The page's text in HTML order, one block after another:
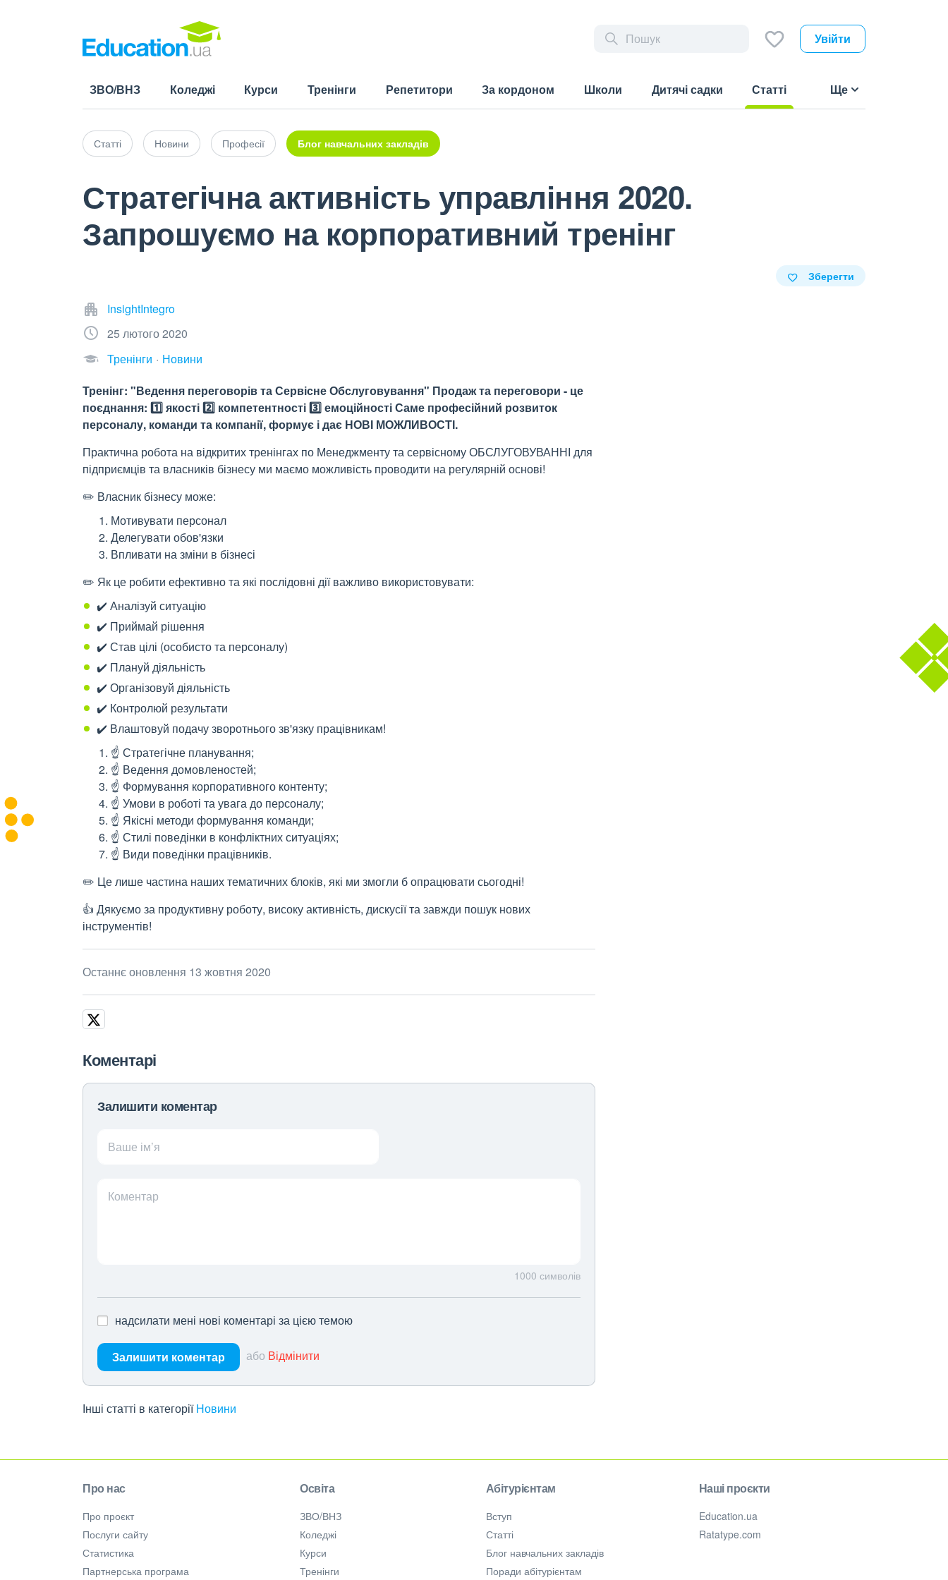
Увійти
ЗВО/ВНЗ Коледжі Курси Тренінги Репетитори За кордоном Школи Дитячі садки
Статті
Ще
Статті Новини Професії Блог навчальних закладів
Стратегічна активність управління 2020.
Запрошуємо на корпоративний тренінг
Зберегти
InsightIntegro
25 лютого 2020
Тренінги
Новини
Тренінг: "Ведення переговорів та Сервісне Обслуговування" Продаж та переговори - це
поєднання: 1️⃣ якості 2️⃣ компетентності 3️⃣ емоційності Саме професійний розвиток
персоналу, команди та компанії, формує і дає НОВІ МОЖЛИВОСТІ.
Практична робота на відкритих тренінгах по Менеджменту та сервісному ОБСЛУГОВУВАННІ для
підприємців та власників бізнесу ми маємо можливість проводити на регулярній основі!
✏️ Власник бізнесу може:
Мотивувати персонал
Делегувати обов'язки
Впливати на зміни в бізнесі
✏️ Як це робити ефективно та які послідовні дії важливо використовувати:
✔️ Аналізуй ситуацію
✔️ Приймай рішення
✔️ Став цілі (особисто та персоналу)
✔️ Плануй діяльність
✔️ Організовуй діяльність
✔️ Контролюй результати
✔️ Влаштовуй подачу зворотнього зв'язку працівникам!
☝️ Стратегічне планування;
☝️ Ведення домовленостей;
☝️ Формування корпоративного контенту;
☝️ Умови в роботі та увага до персоналу;
☝️ Якісні методи формування команди;
☝️ Стилі поведінки в конфліктних ситуаціях;
☝️ Види поведінки працівників.
✏️ Це лише частина наших тематичних блоків, які ми змогли б опрацювати сьогодні!
👍 Дякуємо за продуктивну роботу, високу активність, дискусії та завжди пошук нових
інструментів!
Останнє оновлення 13 жовтня 2020
Коментарі
Залишити коментар
Ваше ім’я
Коментар
1000 символів
надсилати мені нові коментарі за цією темою
Залишити коментар або Відмінити
Інші статті в категорії Новини
Про нас
Про проєкт
Послуги сайту
Статистика
Партнерська програма
Освіта
ЗВО/ВНЗ
Коледжі
Курси
Тренінги
Абітурієнтам
Вступ
Статті
Блог навчальних закладів
Поради абітурієнтам
Наші проєкти
Education.ua
Ratatype.com